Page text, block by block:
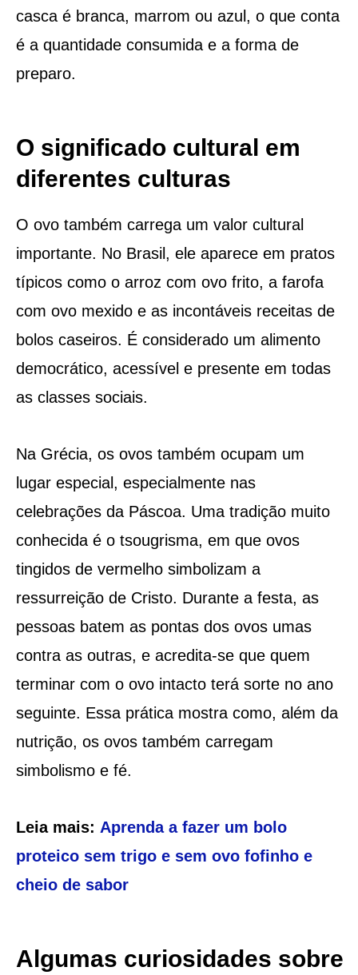
casca é branca, marrom ou azul, o que conta
é a quantidade consumida e a forma de
preparo.
O significado cultural em
diferentes culturas
O ovo também carrega um valor cultural
importante. No Brasil, ele aparece em pratos
típicos como o arroz com ovo frito, a farofa
com ovo mexido e as incontáveis receitas de
bolos caseiros. É considerado um alimento
democrático, acessível e presente em todas
as classes sociais.
Na Grécia, os ovos também ocupam um
lugar especial, especialmente nas
celebrações da Páscoa. Uma tradição muito
conhecida é o tsougrisma, em que ovos
tingidos de vermelho simbolizam a
ressurreição de Cristo. Durante a festa, as
pessoas batem as pontas dos ovos umas
contra as outras, e acredita-se que quem
terminar com o ovo intacto terá sorte no ano
seguinte. Essa prática mostra como, além da
nutrição, os ovos também carregam
simbolismo e fé.
Leia mais: Aprenda a fazer um bolo
proteico sem trigo e sem ovo fofinho e
cheio de sabor
Algumas curiosidades sobre